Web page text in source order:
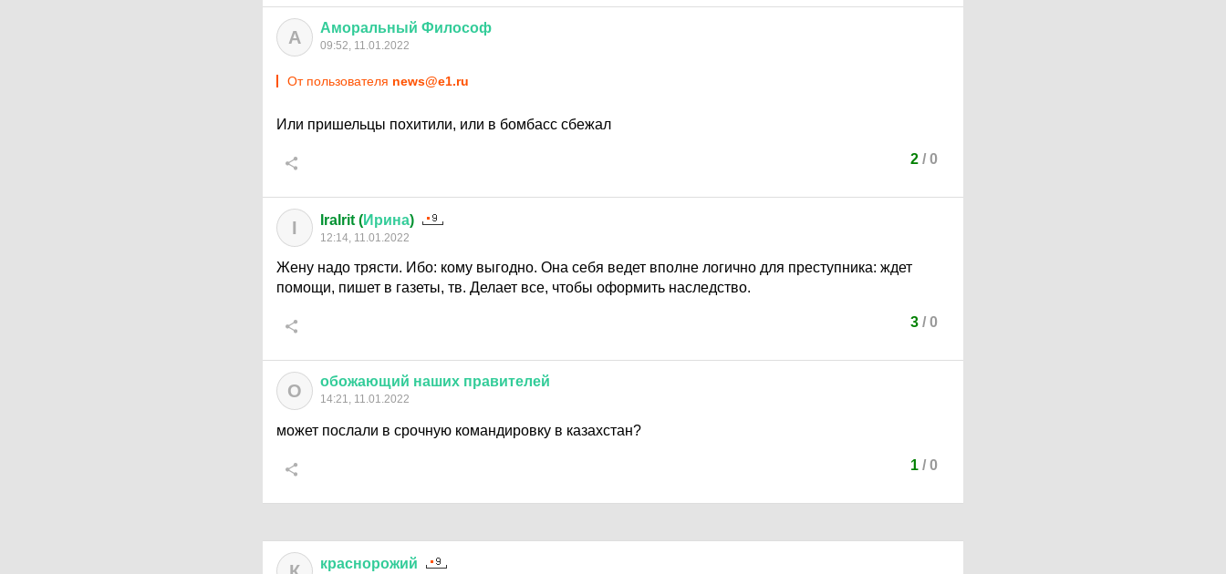
А Аморальный Философ
09:52, 11.01.2022
От пользователя news@e1.ru
Или пришельцы похитили, или в бомбасс сбежал
2/ 0
I IraIrit (Ирина)
12:14, 11.01.2022
Жену надо трясти. Ибо: кому выгодно. Она себя ведет вполне логично для преступника: ждет
помощи, пишет в газеты, тв. Делает все, чтобы оформить наследство.
3/ 0
О обожающий наших правителей
14:21, 11.01.2022
может послали в срочную командировку в казахстан?
1/ 0
краснорожий